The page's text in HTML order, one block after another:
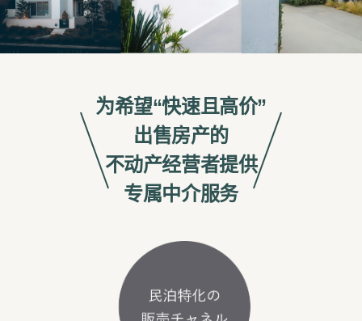
为希望“快速且高价”
出售房产的
不动产经营者提供
专属中介服务